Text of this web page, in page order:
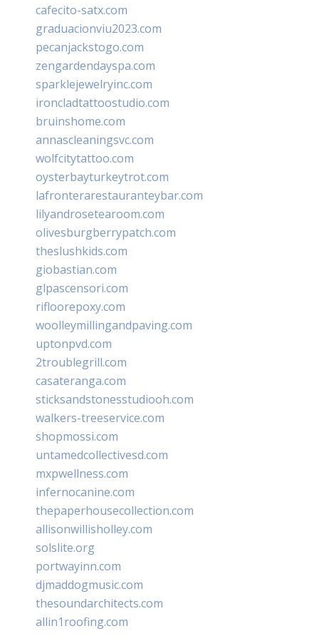
cafecito-satx.com
graduacionviu2023.com
pecanjackstogo.com
zengardendayspa.com
sparklejewelryinc.com
ironcladtattoostudio.com
bruinshome.com
annascleaningsvc.com
wolfcitytattoo.com
oysterbayturkeytrot.com
lafronterarestauranteybar.com
lilyandrosetearoom.com
olivesburgberrypatch.com
theslushkids.com
giobastian.com
glpascensori.com
rifloorepoxy.com
woolleymillingandpaving.com
uptonpvd.com
2troublegrill.com
casateranga.com
sticksandstonesstudiooh.com
walkers-treeservice.com
shopmossi.com
untamedcollectivesd.com
mxpwellness.com
infernocanine.com
thepaperhousecollection.com
allisonwillisholley.com
solslite.org
portwayinn.com
djmaddogmusic.com
thesoundarchitects.com
allin1roofing.com